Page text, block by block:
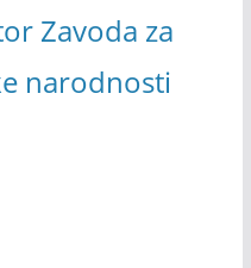
Zavoda za
narodnosti